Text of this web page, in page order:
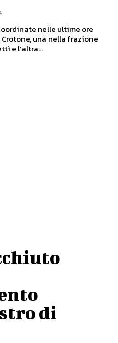
nelle ultime ore
una nella frazione
e l’altra...
di